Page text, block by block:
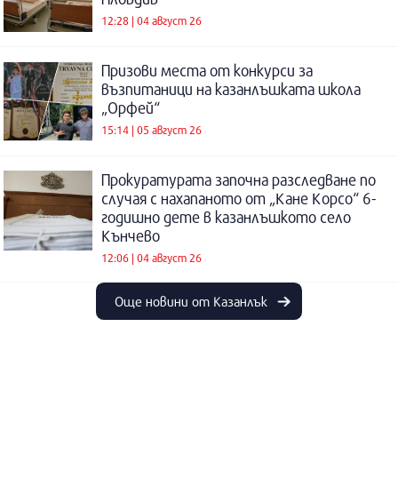
12:28 | 04 август 26
Призови места от конкурси за
възпитаници на казанлъшката школа
„Орфей“
15:14 | 05 август 26
Прокуратурата започна разследване по
случая с нахапаното от „Кане Корсо“ 6-
годишно дете в казанлъшкото село
Кънчево
12:06 | 04 август 26
Още новини от Казанлък